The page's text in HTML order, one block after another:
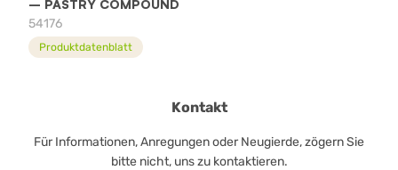
– PASTRY COMPOUND
54176
Produktdatenblatt
Kontakt
Für Informationen, Anregungen oder Neugierde, zögern Sie
bitte nicht, uns zu kontaktieren.